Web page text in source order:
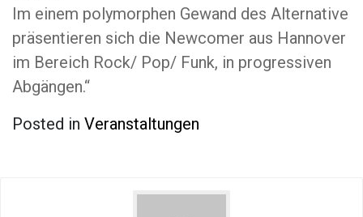
Im einem polymorphen Gewand des Alternative
präsentieren sich die Newcomer aus Hannover
im Bereich Rock/ Pop/ Funk, in progressiven
Abgängen.“
Posted in Veranstaltungen